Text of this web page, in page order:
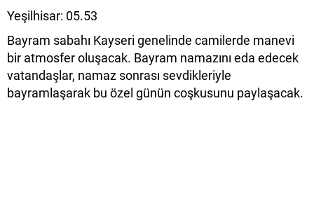
Yeşilhisar: 05.53
Bayram sabahı Kayseri genelinde camilerde manevi
bir atmosfer oluşacak. Bayram namazını eda edecek
vatandaşlar, namaz sonrası sevdikleriyle
bayramlaşarak bu özel günün coşkusunu paylaşacak.